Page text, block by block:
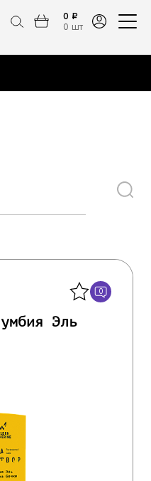
0 ₽
0 шт
0
Эль